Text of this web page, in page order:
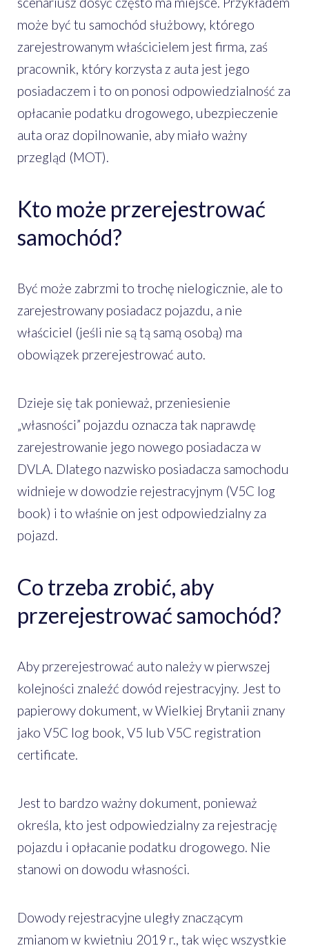
może być tu samochód służbowy, którego
zarejestrowanym właścicielem jest firma, zaś
pracownik, który korzysta z auta jest jego
posiadaczem i to on ponosi odpowiedzialność za
opłacanie podatku drogowego, ubezpieczenie
auta oraz dopilnowanie, aby miało ważny
przegląd (MOT).
Kto może przerejestrować
samochód?
Być może zabrzmi to trochę nielogicznie, ale to
zarejestrowany posiadacz pojazdu, a nie
właściciel (jeśli nie są tą samą osobą) ma
obowiązek przerejestrować auto.
Dzieje się tak ponieważ, przeniesienie
„własności” pojazdu oznacza tak naprawdę
zarejestrowanie jego nowego posiadacza w
DVLA. Dlatego nazwisko posiadacza samochodu
widnieje w dowodzie rejestracyjnym (V5C log
book) i to właśnie on jest odpowiedzialny za
pojazd.
Co trzeba zrobić, aby
przerejestrować samochód?
Aby przerejestrować auto należy w pierwszej
kolejności znaleźć dowód rejestracyjny. Jest to
papierowy dokument, w Wielkiej Brytanii znany
jako V5C log book, V5 lub V5C registration
certificate.
Jest to bardzo ważny dokument, ponieważ
określa, kto jest odpowiedzialny za rejestrację
pojazdu i opłacanie podatku drogowego. Nie
stanowi on dowodu własności.
Dowody rejestracyjne uległy znaczącym
zmianom w kwietniu 2019 r., tak więc wszystkie